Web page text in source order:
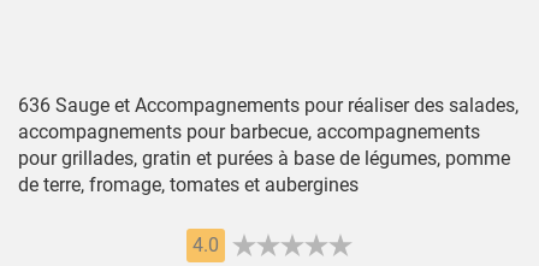
636 Sauge et Accompagnements pour réaliser des salades,
accompagnements pour barbecue, accompagnements
pour grillades, gratin et purées à base de légumes, pomme
de terre, fromage, tomates et aubergines
4.0